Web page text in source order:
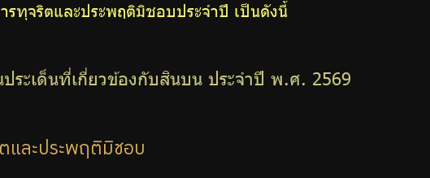
รทุจริตและประพฤติมิชอบประจำปี เป็นดังนี้
ประเด็นที่เกี่ยวข้องกับสินบน ประจำปี พ.ศ. 2569
และประพฤติมิชอบ